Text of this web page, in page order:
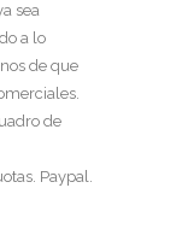
sea
a lo
de que
de
Paypal.